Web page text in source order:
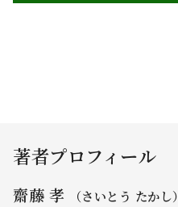
著者プロフィール
齋藤 孝 （さいとう たかし）